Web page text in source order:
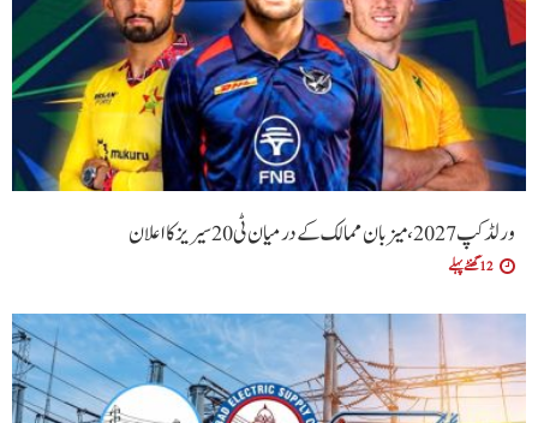
ورلڈ کپ 2027، میزبان ممالک کے درمیان ٹی20 سیریز کا اعلان
12 گھنٹے پہلے